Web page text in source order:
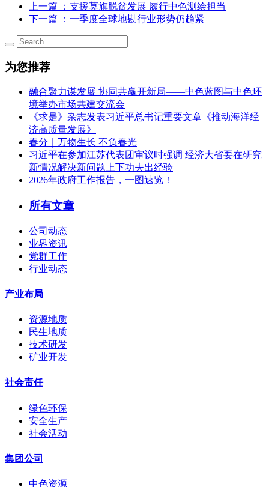
上一篇
：支援莫旗脱贫发展 履行中色测绘担当
下一篇
：一季度全球地勘行业形势仍趋紧
为您推荐
融合聚力谋发展 协同共赢开新局——中色蓝图与中色环
境举办市场共建交流会
《求是》杂志发表习近平总书记重要文章《推动海洋经
济高质量发展》
春分｜万物生长 不负春光
习近平在参加江苏代表团审议时强调 经济大省要在研究
新情况解决新问题上下功夫出经验
2026年政府工作报告，一图速览！
所有文章
公司动态
业界资讯
党群工作
行业动态
产业布局
资源地质
民生地质
技术研发
矿业开发
社会责任
绿色环保
安全生产
社会活动
集团公司
中色资源